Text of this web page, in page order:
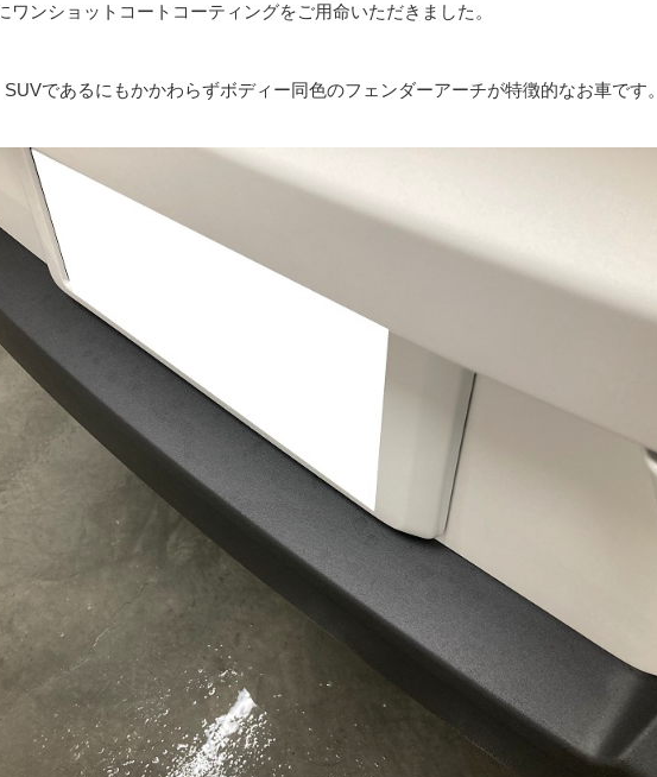
ワンショットコートコーティングをご用命いただきました。
であるにもかかわらずボディー同色のフェンダーアーチが特徴的なお車です。